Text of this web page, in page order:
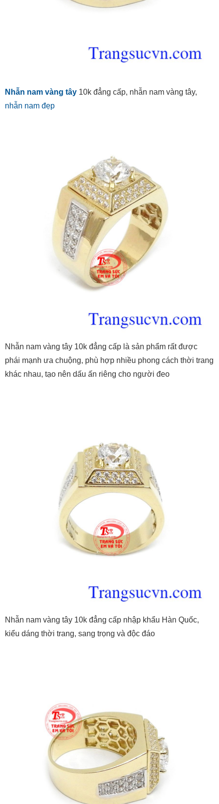
Nhẫn nam vàng tây 10k đẳng cấp, nhẫn nam vàng tây,
nhẫn nam đẹp
Nhẫn nam vàng tây 10k đẳng cấp là sản phẩm rất được
phái mạnh ưa chuộng, phù hợp nhiều phong cách thời trang
khác nhau, tạo nên dấu ấn riêng cho người đeo
Nhẫn nam vàng tây 10k đẳng cấp nhập khẩu Hàn Quốc,
kiểu dáng thời trang, sang trọng và độc đáo